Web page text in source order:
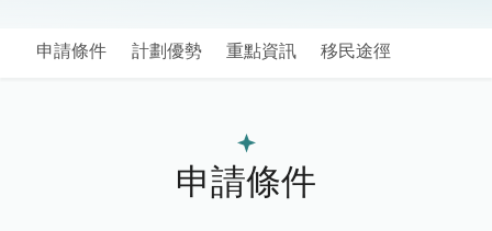
申請條件 計劃優勢 重點資訊 移民途徑
申請條件